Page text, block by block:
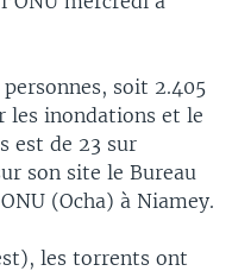
soit 2.405
les inondations et le
est de 23 sur
son site le Bureau
(Ocha) à Niamey.
les torrents ont